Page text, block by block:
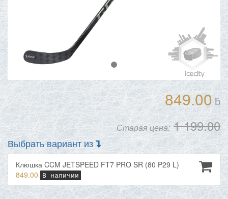
849.00 ƃ
Старая цена: 1 199.00
Выбрать вариант из
Клюшка CCM JETSPEED FT7 PRO SR (80 P29 L)
849.00
В наличии